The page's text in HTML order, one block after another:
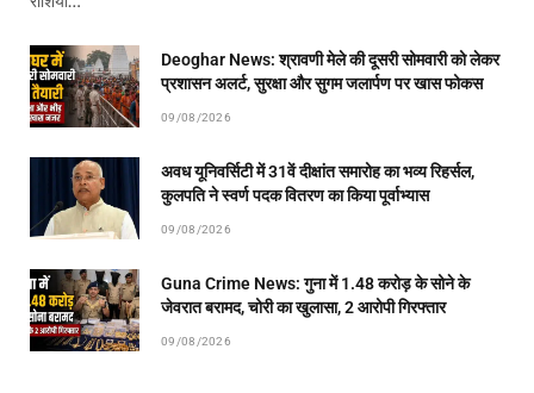
Deoghar News: श्रावणी मेले की दूसरी सोमवारी को लेकर
प्रशासन अलर्ट, सुरक्षा और सुगम जलार्पण पर खास फोकस
09/08/2026
अवध यूनिवर्सिटी में 31वें दीक्षांत समारोह का भव्य रिहर्सल,
कुलपति ने स्वर्ण पदक वितरण का किया पूर्वाभ्यास
09/08/2026
Guna Crime News: गुना में 1.48 करोड़ के सोने के
जेवरात बरामद, चोरी का खुलासा, 2 आरोपी गिरफ्तार
09/08/2026